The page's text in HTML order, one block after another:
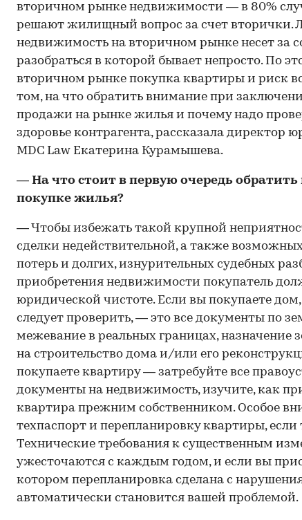
вторичном рынке недвижимости — в 80%
решают жилищный вопрос за счет вторички.
недвижимость на вторичном рынке несет за
разобраться в которой бывает непросто. По
вторичном рынке покупка квартиры и риск
том, на что обратить внимание при
продажи на рынке жилья и почему надо
здоровье контрагента, рассказала
MDC Law Екатерина Курамышева.
— На что стоит в первую очередь
покупке жилья?
— Чтобы избежать такой крупной
сделки недействительной, а также
потерь и долгих, изнурительных судебных
приобретения недвижимости покупатель
юридической чистоте. Если вы покупаете дом,
следует проверить, — это все документы по
межевание в реальных границах, назначение
на строительство дома и/или его
покупаете квартиру — затребуйте все
документы на недвижимость, изучите, как
квартира прежним собственником. Особое
техпаспорт и перепланировку квартиры, если
Технические требования к существенным
ужесточаются с каждым годом, и если вы
котором перепланировка сделана с
автоматически становится вашей проблемой.